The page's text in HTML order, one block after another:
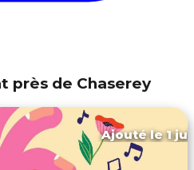
près de Chaserey
Ajouté le 1